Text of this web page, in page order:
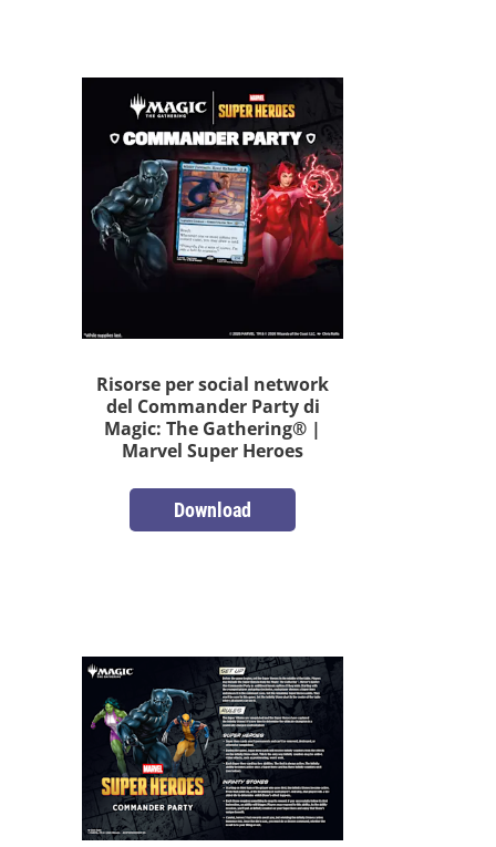
Risorse per social network
del Commander Party di
Magic: The Gathering® |
Marvel Super Heroes
Download